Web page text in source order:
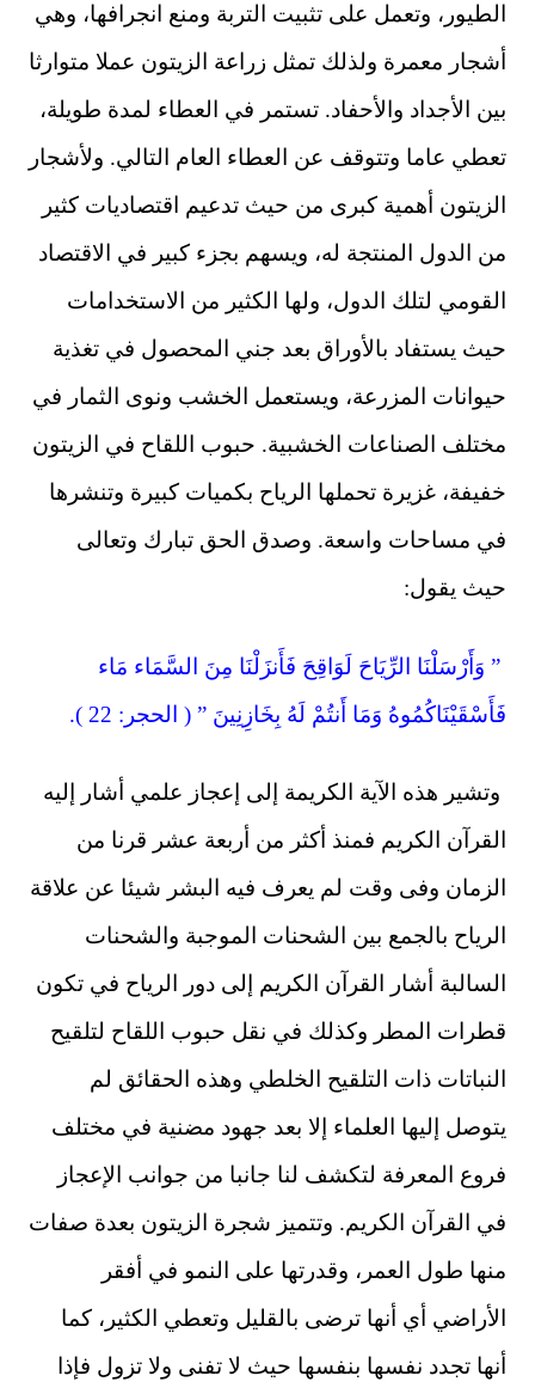
الطيور، وتعمل على تثبيت التربة ومنع انجرافها، وهي
أشجار معمرة ولذلك تمثل زراعة الزيتون عملا متوارثا
بين الأجداد والأحفاد. تستمر في العطاء لمدة طويلة،
تعطي عاما وتتوقف عن العطاء العام التالي. ولأشجار
الزيتون أهمية كبرى من حيث تدعيم اقتصاديات كثير
من الدول المنتجة له، ويسهم بجزء كبير في الاقتصاد
القومي لتلك الدول، ولها الكثير من الاستخدامات
حيث يستفاد بالأوراق بعد جني المحصول في تغذية
حيوانات المزرعة، ويستعمل الخشب ونوى الثمار في
مختلف الصناعات الخشبية. حبوب اللقاح في الزيتون
خفيفة، غزيرة تحملها الرياح بكميات كبيرة وتنشرها
في مساحات واسعة. وصدق الحق تبارك وتعالى
حيث يقول:
” وَأَرْسَلْنَا الرِّيَاحَ لَوَاقِحَ فَأَنزَلْنَا مِنَ السَّمَاء مَاء
فَأَسْقَيْنَاكُمُوهُ وَمَا أَنتُمْ لَهُ بِخَازِنِينَ ” ( الحجر: 22 ).
وتشير هذه الآية الكريمة إلى إعجاز علمي أشار إليه
القرآن الكريم فمنذ أكثر من أربعة عشر قرنا من
الزمان وفى وقت لم يعرف فيه البشر شيئا عن علاقة
الرياح بالجمع بين الشحنات الموجبة والشحنات
السالبة أشار القرآن الكريم إلى دور الرياح في تكون
قطرات المطر وكذلك في نقل حبوب اللقاح لتلقيح
النباتات ذات التلقيح الخلطي وهذه الحقائق لم
يتوصل إليها العلماء إلا بعد جهود مضنية في مختلف
فروع المعرفة لتكشف لنا جانبا من جوانب الإعجاز
في القرآن الكريم. وتتميز شجرة الزيتون بعدة صفات
منها طول العمر، وقدرتها على النمو في أفقر
الأراضي أي أنها ترضى بالقليل وتعطي الكثير، كما
أنها تجدد نفسها بنفسها حيث لا تفنى ولا تزول فإذا